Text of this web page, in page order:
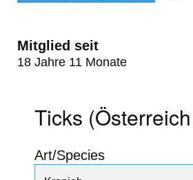
Mitglied seit
18 Jahre 11 Monate
Ticks
Art/Species